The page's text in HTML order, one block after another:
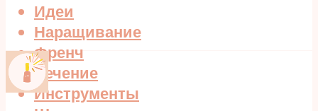
Идеи
Наращивание
Френч
Лечение
Инструменты